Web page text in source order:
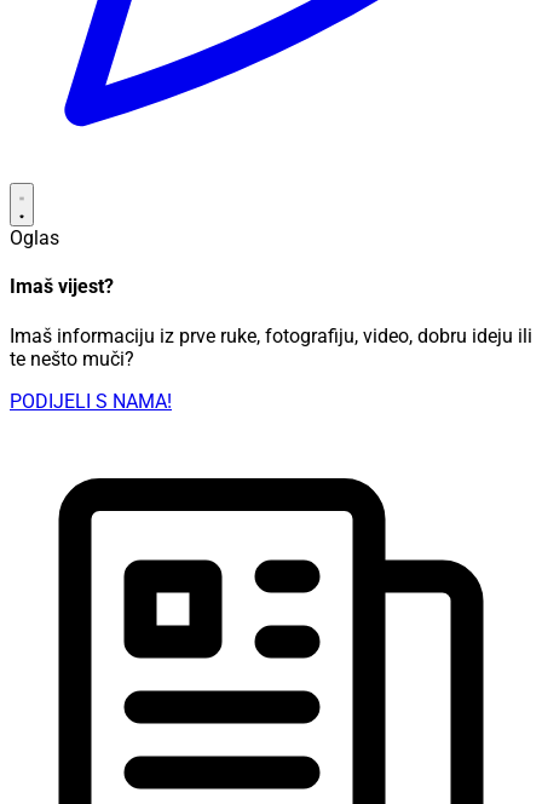
Oglas
Imaš vijest?
Imaš informaciju iz prve ruke, fotografiju, video, dobru ideju ili
te nešto muči?
PODIJELI S NAMA!